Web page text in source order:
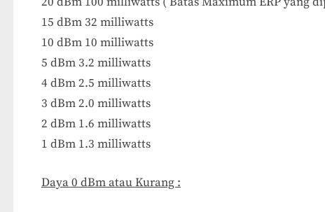
15 dBm 32 milliwatts
10 dBm 10 milliwatts
5 dBm 3.2 milliwatts
4 dBm 2.5 milliwatts
3 dBm 2.0 milliwatts
2 dBm 1.6 milliwatts
1 dBm 1.3 milliwatts
Daya 0 dBm atau Kurang :